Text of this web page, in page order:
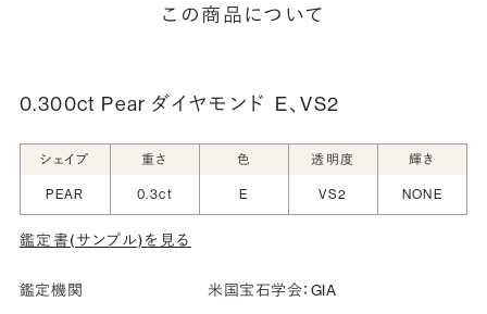
この商品について
0.300ct Pear ダイヤモンド E、VS2
シェイプ 重さ 色 透明度 輝き
PEAR 0.3ct E VS2 NONE
鑑定書(サンプル)を見る
鑑定機関
米国宝石学会：GIA